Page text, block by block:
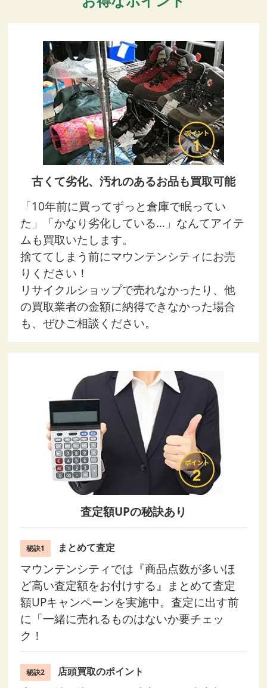
古くて劣化、汚れのあるお品も買取可能
「10年前に買ってずっと倉庫で眠ってい
た」「かなり劣化している…」なんてアイテ
ムも買取いたします。
捨ててしまう前にマウンテンシティにお売
りください！
リサイクルショップで売れなかったり、他
の買取業者の金額に納得できなかった場合
も、ぜひご相談ください。
査定額UPの秘訣あり
秘訣1 まとめて査定
マウンテンシティでは『商品点数が多いほ
ど高い査定額をお付けする』まとめて査定
額UPキャンペーンを実施中。査定に出す前
に「一緒に売れるものはないか要チェッ
ク！
秘訣2 店頭買取のポイント